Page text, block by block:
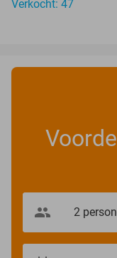
Verkocht: 47